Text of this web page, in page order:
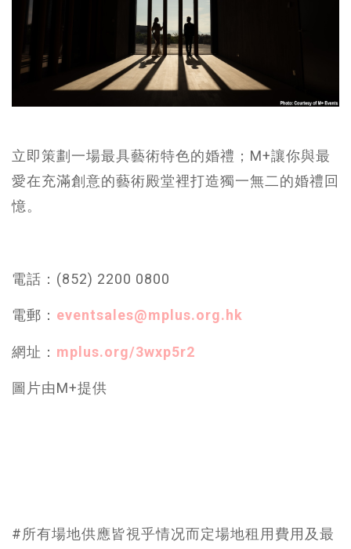
立即策劃一場最具藝術特色的婚禮；M+讓你與最
愛在充滿創意的藝術殿堂裡打造獨一無二的婚禮回
憶。
電話：(852) 2200 0800
電郵： eventsales@mplus.org.hk
網址： mplus.org/3wxp5r2
圖片由M+提供
#所有場地供應皆視乎情况而定場地租用費用及最